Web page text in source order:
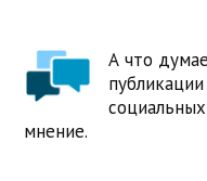
А что
мнение.